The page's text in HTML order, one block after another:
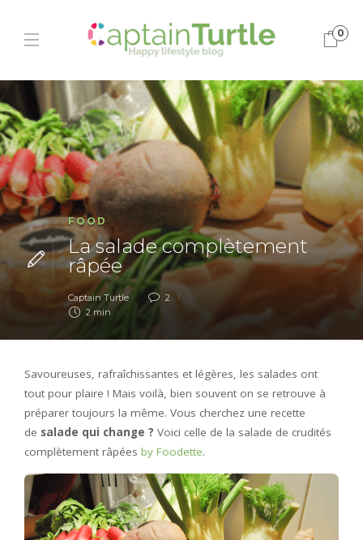
0
FOOD
La salade complètement
râpée
Captain Turtle
2
2 min
Savoureuses, rafraîchissantes et légères, les salades ont
tout pour plaire ! Mais voilà, bien souvent on se retrouve à
préparer toujours la même. Vous cherchez une recette
de salade qui change ? Voici celle de la salade de crudités
complètement râpées by Foodette.